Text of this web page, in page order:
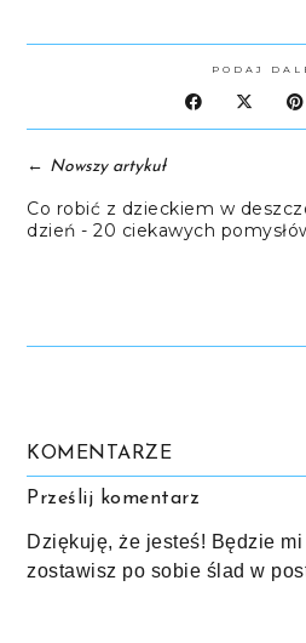
PODAJ
← Nowszy artykuł
Co robić z dzieckiem w
dzień - 20 ciekawych
KOMENTARZE
Prześlij komentarz
Dziękuję, że jesteś! Będzie mi
zostawisz po sobie ślad w